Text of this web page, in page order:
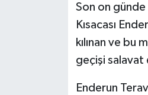
Son on günde
Kısacası
kılınan ve bu
geçişi salavat
Enderun